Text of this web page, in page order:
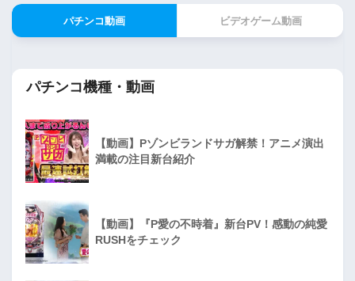
パチンコ動画 ビデオゲーム動画
パチンコ機種・動画
【動画】Pゾンビランドサガ解禁！アニメ演出
満載の注目新台紹介
【動画】『P愛の不時着』新台PV！感動の純愛
RUSHをチェック